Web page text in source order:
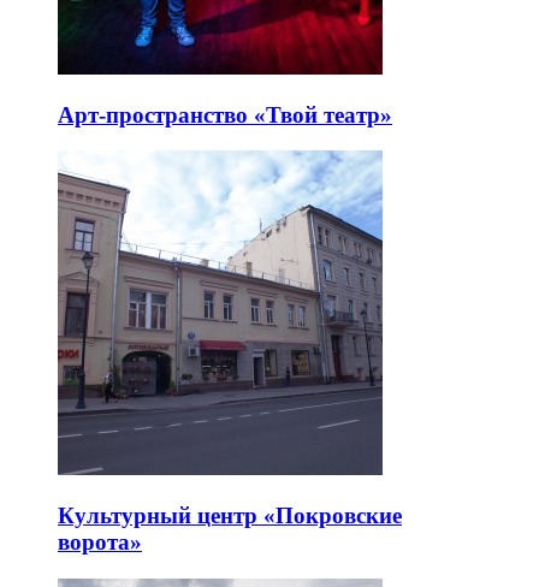
Арт-пространство «Твой театр»
Культурный центр «Покровские
ворота»